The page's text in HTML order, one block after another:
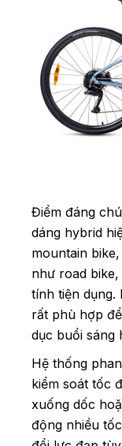
Điểm đáng
dáng hybrid
mountain
như road
tính tiện dụng.
rất phù hợp
dục buổi sáng
Hệ thống
kiểm soát tốc
xuống dốc
động nhiều